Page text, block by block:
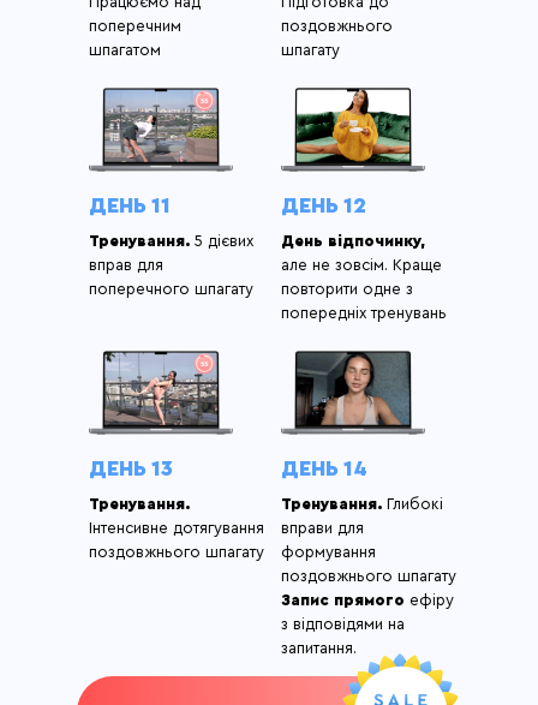
поперечним
шпагатом
поздовжнього
шпагату
ДЕНЬ 11
Тренування. 5 дієвих
вправ для
поперечного шпагату
ДЕНЬ 12
День відпочинку,
але не зовсім. Краще
повторити одне з
попередніх тренувань
ДЕНЬ 13
Тренування.
Інтенсивне дотягування
поздовжнього шпагату
ДЕНЬ 14
Тренування. Глибокі
вправи для
формування
поздовжнього шпагату
Запис прямого ефіру
з відповідями на
запитання.